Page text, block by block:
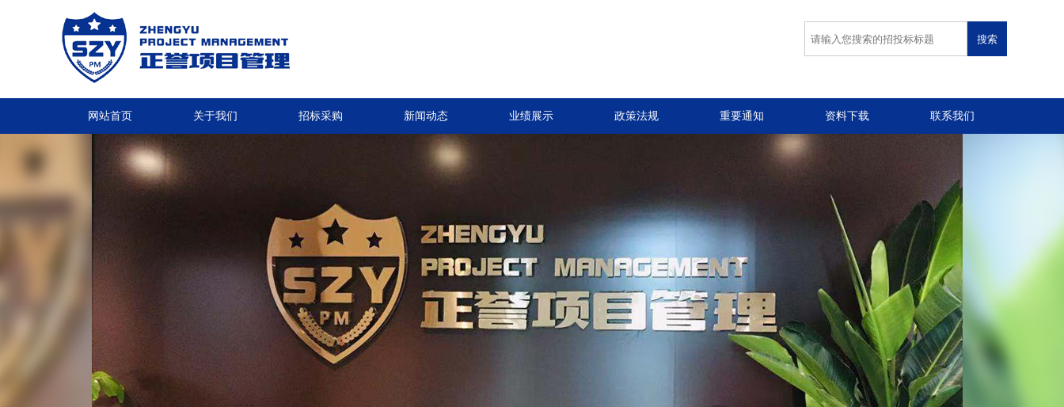
网站首页 关于我们 招标采购 新闻动态 业绩展示 政策法规 重要通知 资料下载 联系我们